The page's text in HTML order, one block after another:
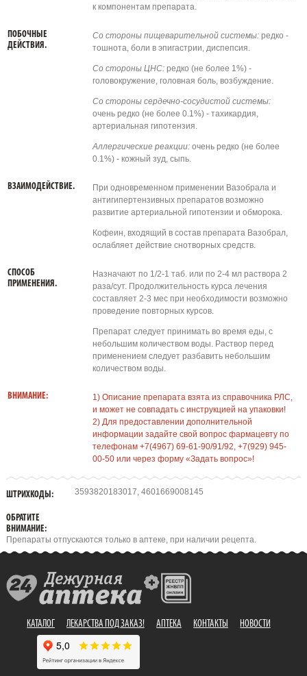
к компонентам препарата.
ПОБОЧНЫЕ
ДЕЙСТВИЯ.
Со стороны пищеварительной системы:редко -
тошнота, боли в эпигастрии, диспепсия.
Со стороны ЦНС:редко (не более 1%) -
головокружение, головная боль, возбуждение.
Со стороны сердечно-сосудистой системы:
очень редко (не более 0.1%) - тахикардия,
артериальная гипотензия.
Аллергические реакции:очень редко (не более
0.1%) - кожный зуд, сыпь.
ВЗАИМОДЕЙСТВИЕ.
При одновременном применении Вазобрала и
антигипертензивных препаратов возможно
развитие артериальной гипотензии и обморока.
Кофеин, входящий в состав препарата Вазобрал,
ослабляет действие снотворных средств.
СПОСОБ
ПРИМЕНЕНИЯ.
Назначают по 1/2-1 таб. или по 2-4 мл раствора 2
раза/сут. Продолжительность курса лечения
составляет 2-3 мес при необходимости возможно
проведение повторных курсов.
Препарат следует принимать во время еды, с
небольшим количеством воды. Раствор перед
применением следует разбавить небольшим
количеством воды.
ВНИМАНИЕ:
1) Описание препарата взята из справочника РЛС,
и может не совпадать с инструкцией на упаковки!
2) Для предоставлении дополнительной
информации задайте свой вопрос фармацевту по
телефонам +7(4967) 69-61-90/91/92, +7(929) 945-
00-50 или через форму «Задать вопрос»!
ШТРИХКОДЫ: 3593820183017, 4601669008145
ОБРАТИТЕ
ВНИМАНИЕ:
Препараты отпускаются только в аптеке, при наличии рецепта.
КАТАЛОГ ЛЕКАРСТВА ПОД ЗАКАЗ! АПТЕКА КОНТАКТЫ НОВОСТИ